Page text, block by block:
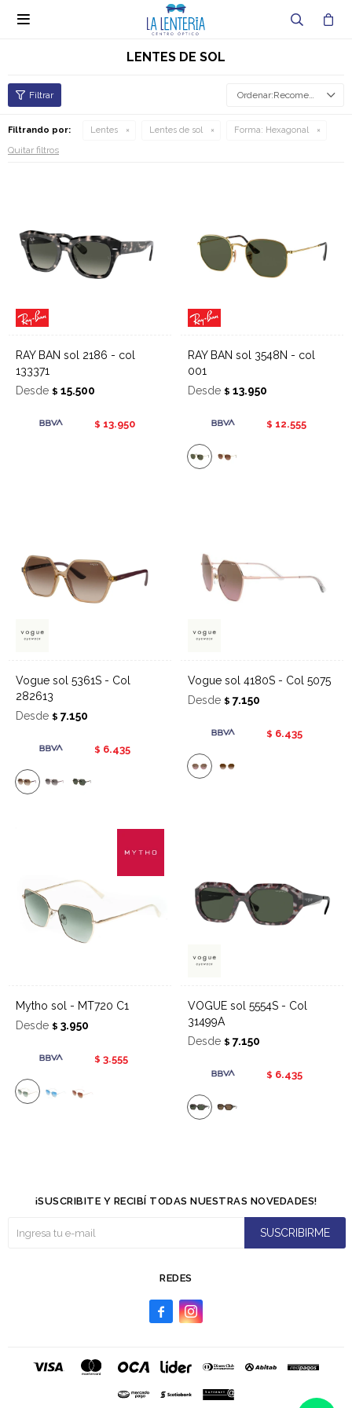

LENTES DE SOL
Recomendados
Filtrando por: Lentes Lentes de sol Forma: Hexagonal
Quitar filtros
RAY BAN sol 2186 - col
133371
Desde $ 15.500
$ 13.950
RAY BAN sol 3548N - col
001
Desde $ 13.950
$ 12.555
Vogue sol 5361S - Col
282613
Desde $ 7.150
$ 6.435
Vogue sol 4180S - Col 5075
Desde $ 7.150
$ 6.435
Mytho sol - MT720 C1
Desde $ 3.950
$ 3.555
VOGUE sol 5554S - Col
31499A
Desde $ 7.150
$ 6.435
REDES
 
¡SUSCRIBITE Y RECIBÍ TODAS NUESTRAS NOVEDADES!
SUSCRIBIRME